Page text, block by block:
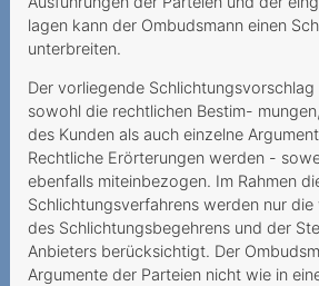
lagen kann der Ombudsmann einen
unterbreiten.
Der vorliegende
sowohl die rechtlichen Bestim-
des Kunden als auch einzelne
Rechtliche Erörterungen werden -
ebenfalls miteinbezogen. Im Rahmen
Schlichtungsverfahrens werden nur
des Schlichtungsbegehrens und der
Anbieters berücksichtigt. Der
Argumente der Parteien nicht wie in
qui annule
Keine
Keine
Rabatt und